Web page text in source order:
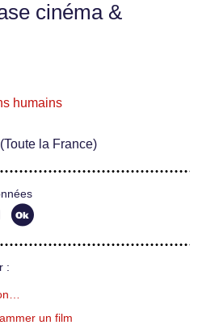
cinéma &
humains
(Toute la France)
:
un film